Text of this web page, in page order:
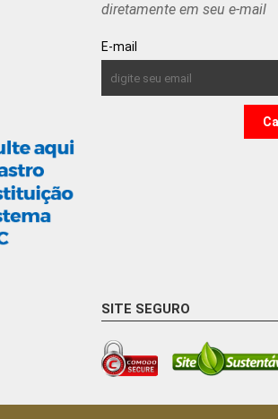
diretamente em seu e-mail
E-mail
SITE SEGURO